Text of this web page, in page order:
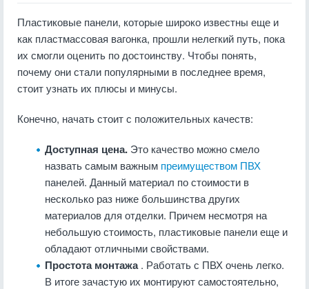
Пластиковые панели, которые широко известны еще и
как пластмассовая вагонка, прошли нелегкий путь, пока
их смогли оценить по достоинству. Чтобы понять,
почему они стали популярными в последнее время,
стоит узнать их плюсы и минусы.
Конечно, начать стоит с положительных качеств:
Доступная цена. Это качество можно смело
назвать самым важным преимуществом ПВХ
панелей. Данный материал по стоимости в
несколько раз ниже большинства других
материалов для отделки. Причем несмотря на
небольшую стоимость, пластиковые панели еще и
обладают отличными свойствами.
Простота монтажа. Работать с ПВХ очень легко.
В итоге зачастую их монтируют самостоятельно,